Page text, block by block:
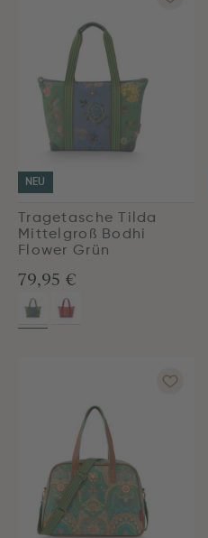
NEU
Tragetasche Tilda
Mittelgroß Bodhi
Flower Grün
79,95 €